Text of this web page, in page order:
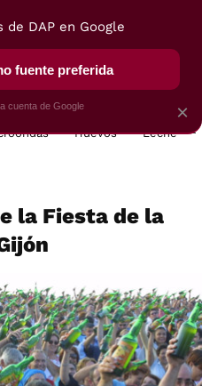
VEGUI
Huevos Leche
la Fiesta de la
×
de DAP en Google
fuente preferida
cuenta de Google